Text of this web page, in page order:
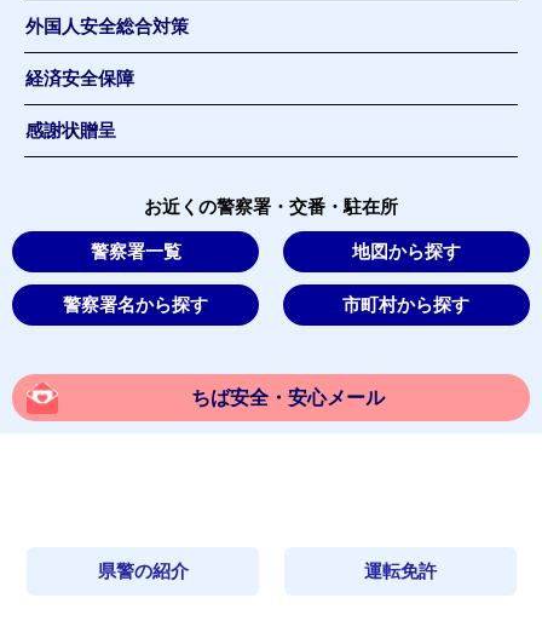
外国人安全総合対策
経済安全保障
感謝状贈呈
お近くの警察署・交番・駐在所
警察署一覧 地図から探す
警察署名から探す 市町村から探す
ちば安全・安心メール
県警の紹介 運転免許